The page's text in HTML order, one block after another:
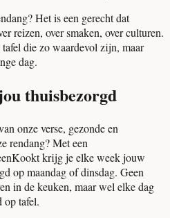
Het is een gerecht dat
reizen, over smaken, over culturen.
die zo waardevol zijn, maar
dag.
thuisbezorgd
onze verse, gezonde en
rendang? Met een
krijg je elke week jouw
op maandag of dinsdag. Geen
in de keuken, maar wel elke dag
op tafel.